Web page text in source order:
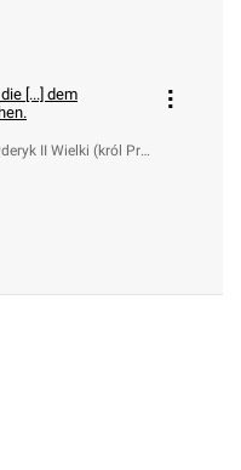
[...] dem
II Wielki (król Pru